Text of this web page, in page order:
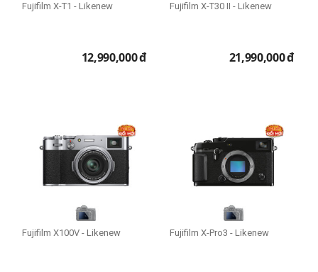
Fujifilm X-T1 - Likenew
12,990,000đ
Fujifilm X-T30 II - Likenew
21,990,000đ
Fujifilm X100V - Likenew Fujifilm X-Pro3 - Likenew